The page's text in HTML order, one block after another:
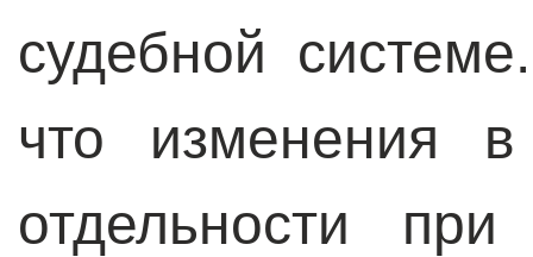
судебной
что изменения
отдельности